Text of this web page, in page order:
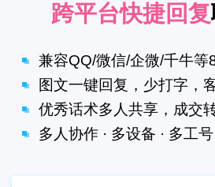
跨平台快捷回复
兼容QQ/微信/企微/千牛等
图文一键回复，少打字，
优秀话术多人共享，成交
多人协作 · 多设备 · 多工